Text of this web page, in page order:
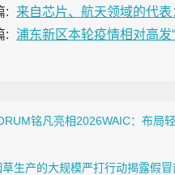
:
来自芯片、航天领域的代
:
浦东新区本轮疫情相对高发
铭凡亮相2026WAIC：布局
草生产的大规模严打行动揭露假冒